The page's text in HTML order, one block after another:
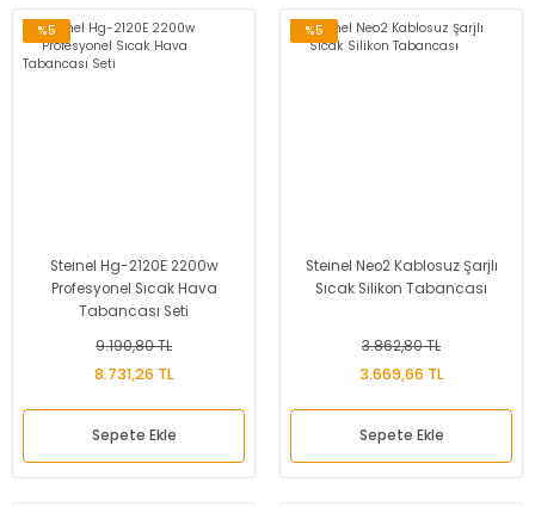
%5
Steinel Hg-2120E 2200w
Profesyonel Sıcak Hava
Tabancası Seti
9.190,80 TL
8.731,26 TL
Sepete Ekle
%5
Steinel Neo2 Kablosuz Şarjlı
Sıcak Silikon Tabancası
3.862,80 TL
3.669,66 TL
Sepete Ekle